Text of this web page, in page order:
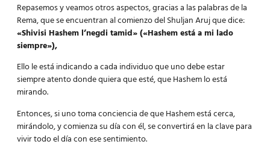
Repasemos y veamos otros aspectos, gracias a las palabras de la
Rema, que se encuentran al comienzo del Shuljan Aruj que dice:
«Shivisi Hashem l’negdi tamid» («Hashem está a mi lado
siempre»),
Ello le está indicando a cada individuo que uno debe estar
siempre atento donde quiera que esté, que Hashem lo está
mirando.
Entonces, si uno toma conciencia de que Hashem está cerca,
mirándolo, y comienza su día con él, se convertirá en la clave para
vivir todo el día con ese sentimiento.